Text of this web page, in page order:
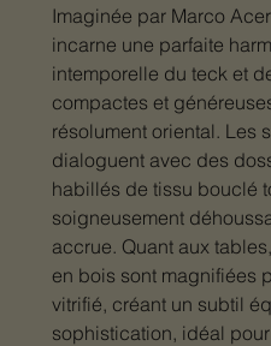
Imaginée par Marco
incarne une parfaite
intemporelle du teck et
compactes et
résolument oriental. Les
dialoguent avec des
habillés de tissu bouclé
soigneusement
accrue. Quant aux
en bois sont magnifiées
vitrifié, créant un subtil
sophistication, idéal